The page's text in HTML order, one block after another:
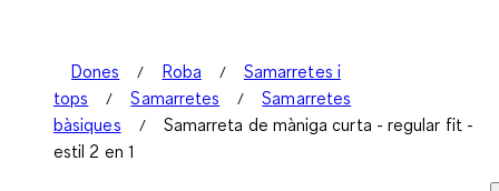
Dones Roba
Samarretes i
tops
Samarretes
Samarretes
bàsiques
Samarreta de màniga curta - regular fit -
estil 2 en 1